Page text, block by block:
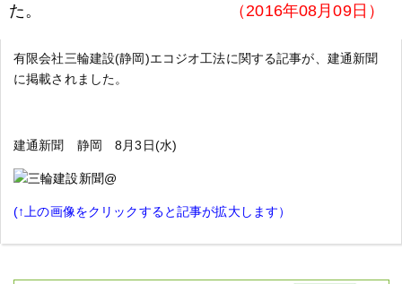
た。
（2016年08月09日）
有限会社三輪建設(静岡)エコジオ工法に関する記事が、建通新聞
に掲載されました。
建通新聞 静岡 8月3日(水)
(↑上の画像をクリックすると記事が拡大します）